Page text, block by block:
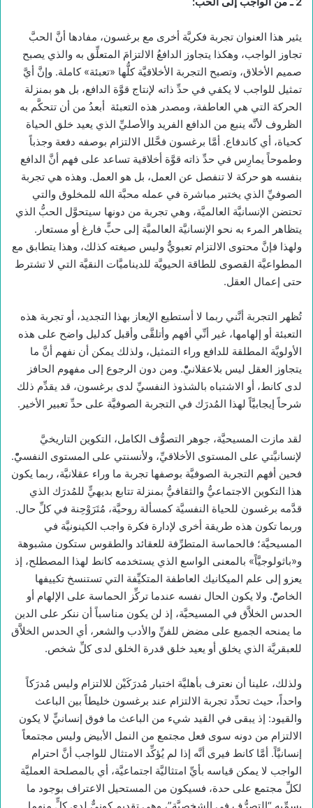
يثير هذا العنوان تجربة فكريَّة أخرى مع برغسون، مفادها أنَّ الحبَّ
تجاوز الواجب، وهكذا يتجاوز الدافعُ الالتزامَ المتعلِّق به والذي يصبح
صميم الأخلاق، وتصبح التجربة الأخلاقيَّة كلُّها «تعبئة» كاملة. وإنَّ أيَّ
تمثيل للواجب لا يكفي في حدِّ ذاته لإنتاج قوَّة الدافع، بل هو بمنزلة
الحركة التي هي العاطفة، ومصدر هذه التعبئة أبعدُ من أن تتحكَّم به
الظروف لأنَّه ينبع من الدافع الفريد والأصليِّ الذي يعيد خلق الحياة
كحياة، أي كاندفاع. أمَّا برغسون فحَّلل الالتزام بوصفه دفعة وجذباً
وطموحاً يمارِس في حدِّ ذاته قوَّة أخلاقية تساعد على فهم أنَّ الدافع
بنفسه هو حركة لا تنفصل عن العمل، بل هو العمل. وهذه هي تجربة
الصوفيِّ الذي يختبر مباشرة في عمله محبَّة الله للمخلوق والتي
تحتضن الإنسانيَّة العالميَّة، وهي تجربة من دونها سيتحوَّل الحبُّ الذي
يتظاهر المرء به نحو الإنسانيَّة العالميَّة إلى حبٍّ فارغ أو مستعار.
ولهذا فإنَّ محتوى الالتزام تعبويٌّ وليس صيغته كذلك، وهذا يتطابق مع
المطواعيَّة القصوى للطاقة الحيويَّة للديناميَّات النقيَّة التي لا تشترط
حتى إعمال العقل.
تُظهر التجربة أنَّني ربما لا أستطيع الإيعاز بهذا التجديد، أو تجربة هذه
التعبئة أو إلهامها، غير أنِّي أفهم وأتلقَّى وأقبل كدليل واضح على هذه
الأولويَّة المطلقة للدافع وراء التمثيل، ولذلك يمكن أن نفهم أنَّ ما
يتجاوز العقل ليس بلاعقلانيّْ. ومن دون الرجوع إلى مفهوم الحافز
لدى كانط، أو الاشتباه بالشذوذ النفسيِّ لدى برغسون، قد يقدِّم ذلك
شرحاً إيجابيَّاً لهذا المُدرَك في التجربة الصوفيَّة على حدِّ تعبير الأخير.
لقد مازت المسيحيَّة، جوهر التصوُّف الكامل، التكوين التاريخيَّ
لإنسانيَّتي على المستوى الأخلاقيِّ، ولأنسنتي على المستوى النفسيّْ.
فحين أفهم التجربة الصوفيَّة بوصفها تجربة ما وراء عقلانيَّة، ربما يكون
هذا التكوين الاجتماعيُّ والثقافيُّ بمنزلة تتابع بديهيٍّ للمُدرَك الذي
قدَّمه برغسون للحياة النفسيَّة كمسألة روحيَّة، مُتَرَوْحِنة في كلِّ حال.
وربما تكون هذه طريقة أخرى لإدارة فكرة واجب الكينونيَّة في
المسيحيَّة؛ فالحماسة المتطرِّفة للعقائد والطقوس ستكون مشبوهة
و«باثولوجيَّاً» بالمعنى الواسع الذي يستخدمه كانط لهذا المصطلح، إذ
يعزو إلى علم الميكانيك العاطفة المتكيِّفة التي تستنسخ تكييفها
الخاصّْ. ولا يكون الحال نفسه عندما تركِّز الحماسة على الإلهام أو
الحدس الخلاَّق في المسيحيَّة، إذ لن يكون مناسباً أن ننكر على الدين
ما يمنحه الجميع على مضض للفنِّ والأدب والشعر، أي الحدس الخلاَّق
للعبقريَّة الذي يخلق أو يعيد خلق قدرة الخلق لدى كلِّ شخص.
ولذلك، علينا أن نعترف بأهليَّة اختبار مُدرَكَيْن للالتزام وليس مُدرَكاً
واحداً، حيث تحدِّد تجربة الالتزام عند برغسون خليطاً بين الباعث
والقيود: إذ يبقى في القيد شيء من الباعث ما فوق إنسانيٍّ لا يكون
الالتزام من دونه سوى فعل مجتمع من النمل الأبيض وليس مجتمعاً
إنسانيَّاً. أمَّا كانط فيرى أنَّه إذا لم يُؤكِّد الامتثال للواجب أنَّ احترام
الواجب لا يمكن قياسه بأيِّ امتثاليَّة اجتماعيَّة، أي بالمصلحة العمليَّة
لكلِّ مجتمع على حدة، فسيكون من المستحيل الاعتراف بوجود ما